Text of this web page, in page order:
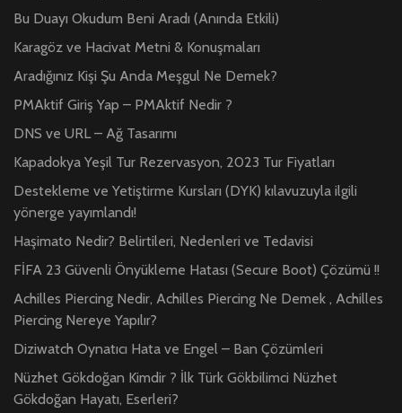
Bu Duayı Okudum Beni Aradı (Anında Etkili)
Karagöz ve Hacivat Metni & Konuşmaları
Aradığınız Kişi Şu Anda Meşgul Ne Demek?
PMAktif Giriş Yap – PMAktif Nedir ?
DNS ve URL – Ağ Tasarımı
Kapadokya Yeşil Tur Rezervasyon, 2023 Tur Fiyatları
Destekleme ve Yetiştirme Kursları (DYK) kılavuzuyla ilgili
yönerge yayımlandı!
Haşimato Nedir? Belirtileri, Nedenleri ve Tedavisi
FİFA 23 Güvenli Önyükleme Hatası (Secure Boot) Çözümü !!
Achilles Piercing Nedir, Achilles Piercing Ne Demek , Achilles
Piercing Nereye Yapılır?
Diziwatch Oynatıcı Hata ve Engel – Ban Çözümleri
Nüzhet Gökdoğan Kimdir ? İlk Türk Gökbilimci Nüzhet
Gökdoğan Hayatı, Eserleri?